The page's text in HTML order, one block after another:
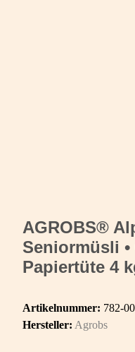
AGROBS®
Seniormüsli
Papiertüte 4
Artikelnummer: 782-
Hersteller: Agrobs